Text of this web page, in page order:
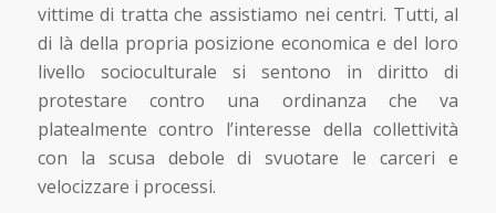
vittime di tratta che assistiamo nei centri. Tutti, al
di là della propria posizione economica e del loro
livello socioculturale si sentono in diritto di
protestare contro una ordinanza che va
platealmente contro l’interesse della collettività
con la scusa debole di svuotare le carceri e
velocizzare i processi.